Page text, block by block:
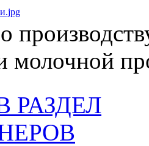
молочной
РАЗДЕЛ